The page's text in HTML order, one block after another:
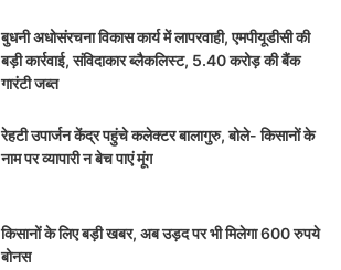
बुधनी अधोसंरचना विकास कार्य में लापरवाही, एमपीयूडीसी की
बड़ी कार्रवाई, संविदाकार ब्लैकलिस्ट, 5.40 करोड़ की बैंक
गारंटी जब्त
रेहटी उपार्जन केंद्र पहुंचे कलेक्टर बालागुरु, बोले- किसानों के
नाम पर व्यापारी न बेच पाएं मूंग
किसानों के लिए बड़ी खबर, अब उड़द पर भी मिलेगा 600 रुपये
बोनस